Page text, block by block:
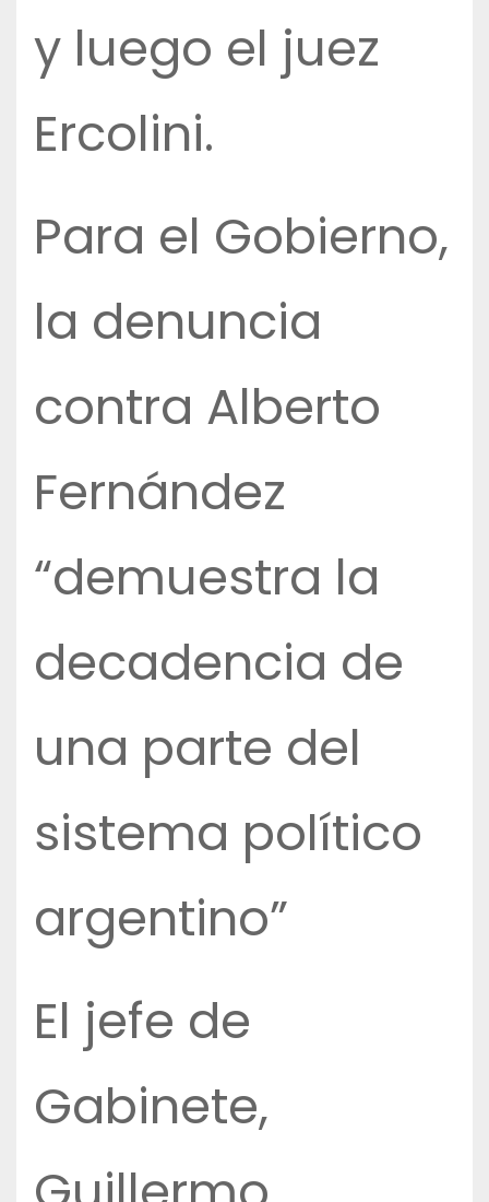
y luego el juez
Ercolini.
Para el Gobierno,
la denuncia
contra Alberto
Fernández
“demuestra la
decadencia de
una parte del
sistema político
argentino”
El jefe de
Gabinete,